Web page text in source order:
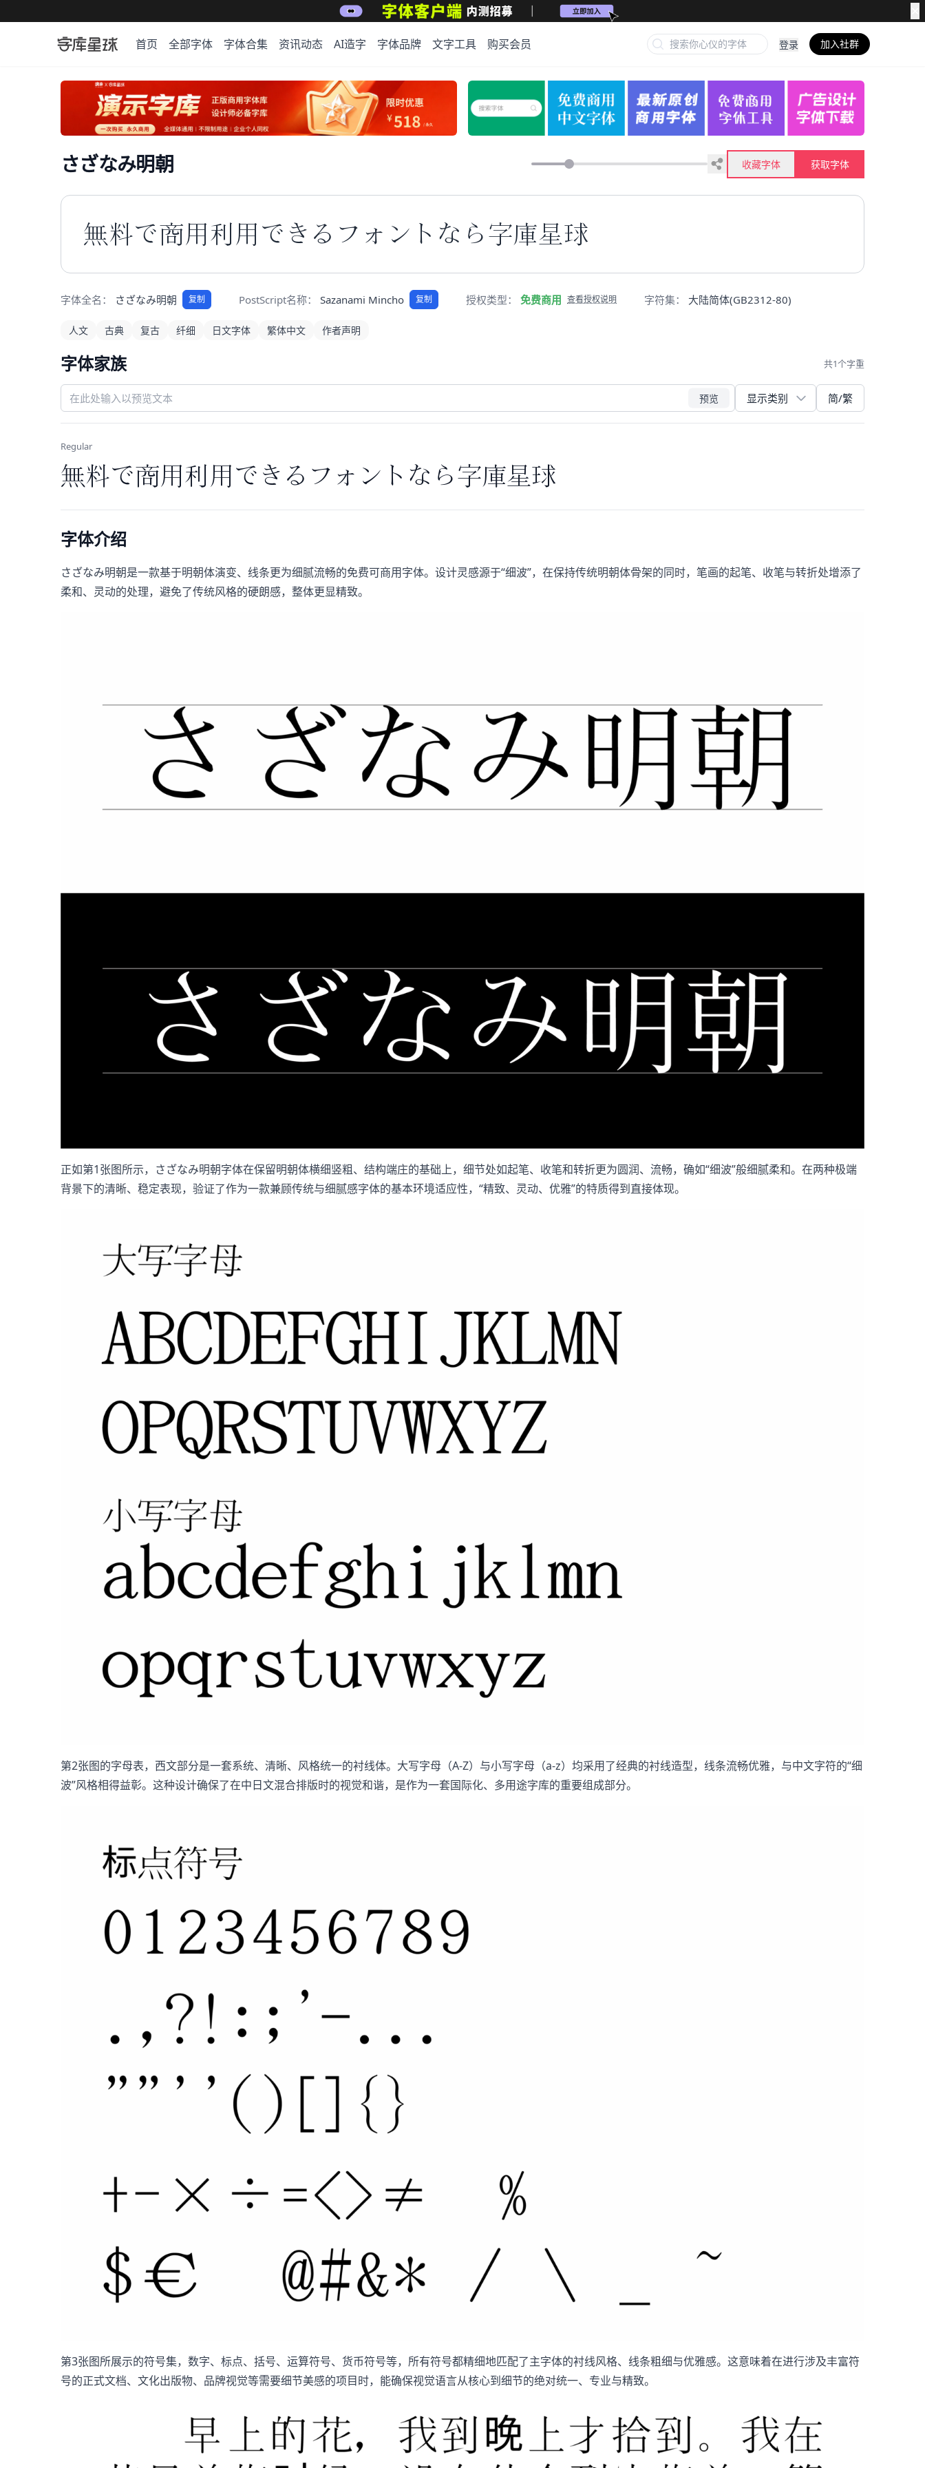
首页 全部字体 字体合集 资讯动态 AI造字 字体品牌 文字工具 购买会员 登录 加入社群
さざなみ明朝 收藏字体 获取字体
無料で商用利用できるフォントなら字庫星球
字体全名： さざなみ明朝 复制 PostScript名称： Sazanami Mincho 复制 授权类型： 免费商用 查看授权说明 字符集： 大陆简体(GB2312-80)
人文 古典 复古 纤细 日文字体 繁体中文 作者声明
字体家族 共1个字重
预览 简/繁
Regular
無料で商用利用できるフォントなら字庫星球
字体介绍
さざなみ明朝是一款基于明朝体演变、线条更为细腻流畅的免费可商用字体。设计灵感源于“细波”，在保持传统明朝体骨架的同时，笔画的起笔、收笔与转折处增添了
柔和、灵动的处理，避免了传统风格的硬朗感，整体更显精致。
正如第1张图所示，さざなみ明朝字体在保留明朝体横细竖粗、结构端庄的基础上，细节处如起笔、收笔和转折更为圆润、流畅，确如“细波”般细腻柔和。在两种极端
背景下的清晰、稳定表现，验证了作为一款兼顾传统与细腻感字体的基本环境适应性，“精致、灵动、优雅”的特质得到直接体现。
第2张图的字母表，西文部分是一套系统、清晰、风格统一的衬线体。大写字母（A-Z）与小写字母（a-z）均采用了经典的衬线造型，线条流畅优雅，与中文字符的“细
波”风格相得益彰。这种设计确保了在中日文混合排版时的视觉和谐，是作为一套国际化、多用途字库的重要组成部分。
第3张图所展示的符号集，数字、标点、括号、运算符号、货币符号等，所有符号都精细地匹配了主字体的衬线风格、线条粗细与优雅感。这意味着在进行涉及丰富符
号的正式文档、文化出版物、品牌视觉等需要细节美感的项目时，能确保视觉语言从核心到细节的绝对统一、专业与精致。